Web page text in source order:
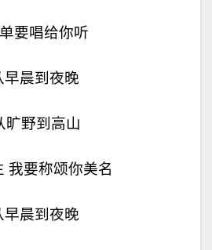
要唱给你听
早晨到夜晚
旷野到高山
我要称颂你美名
早晨到夜晚